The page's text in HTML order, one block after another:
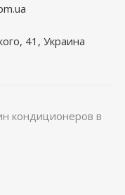
41, Украина
кондиционеров в